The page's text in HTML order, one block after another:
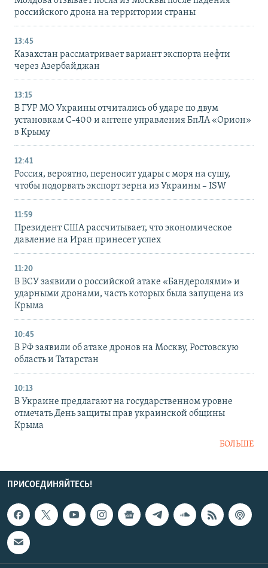
российского дрона на территории страны
13:45
Казахстан рассматривает вариант экспорта нефти
через Азербайджан
13:15
В ГУР МО Украины отчитались об ударе по двум
установкам С-400 и антене управления БпЛА «Орион»
в Крыму
12:41
Россия, вероятно, переносит удары с моря на сушу,
чтобы подорвать экспорт зерна из Украины – ISW
11:59
Президент США рассчитывает, что экономическое
давление на Иран принесет успех
11:20
В ВСУ заявили о российской атаке «Бандеролями» и
ударными дронами, часть которых была запущена из
Крыма
10:45
В РФ заявили об атаке дронов на Москву, Ростовскую
область и Татарстан
10:13
В Украине предлагают на государственном уровне
отмечать День защиты прав украинской общины
Крыма
БОЛЬШЕ
ПРИСОЕДИНЯЙТЕСЬ!